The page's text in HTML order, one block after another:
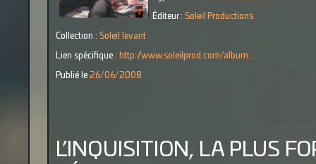
Éditeur : Soleil Productions
Collection : Soleil levant
Lien spécifique : http://www.soleilprod.com/album...
Publié le 26/06/2008
L’INQUISITION, LA PLUS